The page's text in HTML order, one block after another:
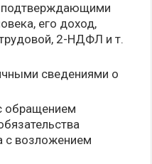
подтверждающими
его доход,
2-НДФЛ и т.
сведениями о
обращением
с возложением